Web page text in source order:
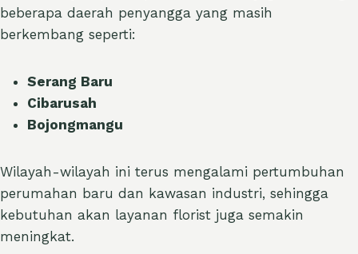
beberapa daerah penyangga yang masih
berkembang seperti:
Serang Baru
Cibarusah
Bojongmangu
Wilayah-wilayah ini terus mengalami pertumbuhan
perumahan baru dan kawasan industri, sehingga
kebutuhan akan layanan florist juga semakin
meningkat.